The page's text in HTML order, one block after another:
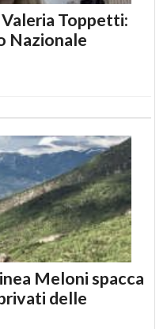
Valeria Toppetti:
Nazionale
Meloni spacca
delle